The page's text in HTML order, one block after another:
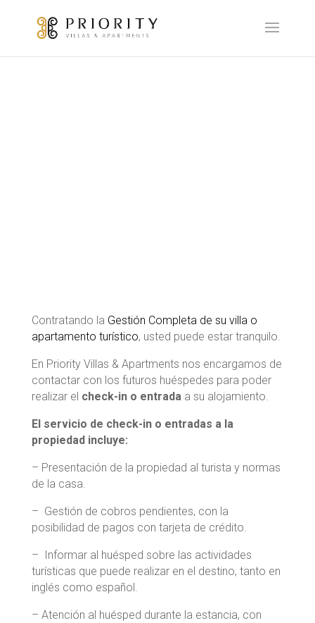
Contratando la Gestión Completa de su villa o
apartamento turístico, usted puede estar tranquilo.
En Priority Villas & Apartments nos encargamos de
contactar con los futuros huéspedes para poder
realizar el check-in o entrada a su alojamiento.
El servicio de check-in o entradas a la
propiedad incluye:
– Presentación de la propiedad al turista y normas
de la casa.
– Gestión de cobros pendientes, con la
posibilidad de pagos con tarjeta de crédito.
– Informar al huésped sobre las actividades
turísticas que puede realizar en el destino, tanto en
inglés como español.
– Atención al huésped durante la estancia, con